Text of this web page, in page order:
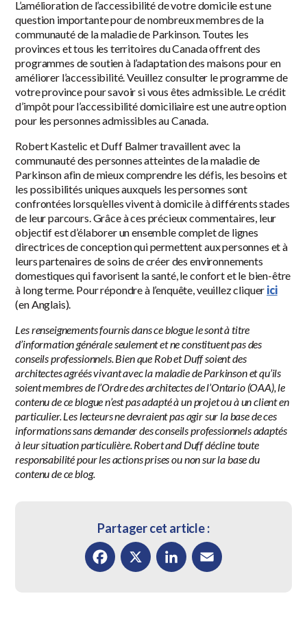
L’amélioration de l’accessibilité de votre domicile est une
question importante pour de nombreux membres de la
communauté de la maladie de Parkinson. Toutes les
provinces et tous les territoires du Canada offrent des
programmes de soutien à l’adaptation des maisons pour en
améliorer l’accessibilité. Veuillez consulter le programme de
votre province pour savoir si vous êtes admissible. Le crédit
d’impôt pour l’accessibilité domiciliaire est une autre option
pour les personnes admissibles au Canada.
Robert Kastelic et Duff Balmer travaillent avec la
communauté des personnes atteintes de la maladie de
Parkinson afin de mieux comprendre les défis, les besoins et
les possibilités uniques auxquels les personnes sont
confrontées lorsqu’elles vivent à domicile à différents stades
de leur parcours. Grâce à ces précieux commentaires, leur
objectif est d’élaborer un ensemble complet de lignes
directrices de conception qui permettent aux personnes et à
leurs partenaires de soins de créer des environnements
domestiques qui favorisent la santé, le confort et le bien-être
à long terme. Pour répondre à l’enquête, veuillez cliquer ici
(en Anglais).
Les renseignements fournis dans ce blogue le sont à titre
d’information générale seulement et ne constituent pas des
conseils professionnels. Bien que Rob et Duff soient des
architectes agréés vivant avec la maladie de Parkinson et qu’ils
soient membres de l’Ordre des architectes de l’Ontario (OAA), le
contenu de ce blogue n’est pas adapté à un projet ou à un client en
particulier. Les lecteurs ne devraient pas agir sur la base de ces
informations sans demander des conseils professionnels adaptés
à leur situation particulière. Robert and Duff décline toute
responsabilité pour les actions prises ou non sur la base du
contenu de ce blog.
Partager cet article :